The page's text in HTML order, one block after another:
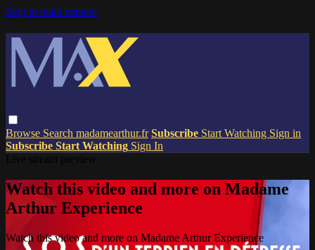
Skip to main content
Browse Search madamearthur.fr Subscribe Start Watching Sign in
Subscribe Start Watching Sign In
Watch this video and more on Madame
Arthur Experience
Watch this video and more on Madame Arthur Experience